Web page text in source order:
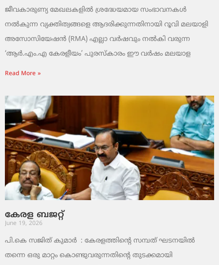
ജീവകാരുണ്യ മേഖലകളിൽ ശ്രദ്ധേയമായ സംഭാവനകൾ
നൽകുന്ന വ്യക്തിത്വങ്ങളെ ആദരിക്കുന്നതിനായി റൂവി മലയാളി
അസോസിയേഷൻ (RMA) എല്ലാ വർഷവും നൽകി വരുന്ന
‘ആർ.എം.എ കേരളീയം’ പുരസ്‌കാരം ഈ വർഷം മലയാള
Read More »
കേരള ബജറ്റ്
June 19, 2026
പി.കെ സജിത് കുമാര്‍ : കേരളത്തിന്റെ സമ്പത് ഘടനയിൽ
തന്നെ ഒരു മാറ്റം കൊണ്ടുവരുന്നതിന്റെ തുടക്കമായി